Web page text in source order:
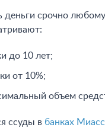
деньги срочно
до 10 лет;
от 10%;
объем
ссуды в банках